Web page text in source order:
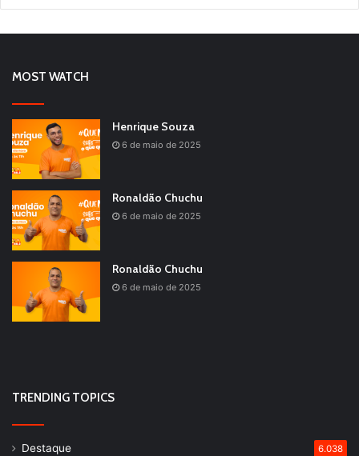
MOST WATCH
Henrique Souza
6 de maio de 2025
Ronaldão Chuchu
6 de maio de 2025
Ronaldão Chuchu
6 de maio de 2025
TRENDING TOPICS
Destaque 6.038